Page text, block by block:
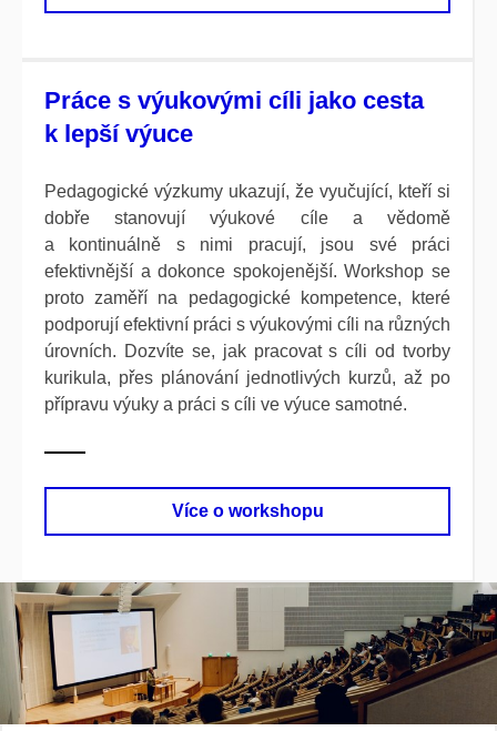
Práce s výukovými cíli jako cesta
k lepší výuce
Pedagogické výzkumy ukazují, že vyučující, kteří si
dobře stanovují výukové cíle a vědomě
a kontinuálně s nimi pracují, jsou své práci
efektivnější a dokonce spokojenější. Workshop se
proto zaměří na pedagogické kompetence, které
podporují efektivní práci s výukovými cíli na různých
úrovních. Dozvíte se, jak pracovat s cíli od tvorby
kurikula, přes plánování jednotlivých kurzů, až po
přípravu výuky a práci s cíli ve výuce samotné.
Více o workshopu